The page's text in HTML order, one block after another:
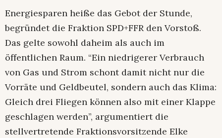
Energiesparen heiße das Gebot der Stunde,
begründet die Fraktion SPD+FFR den Vorstoß.
Das gelte sowohl daheim als auch im
öffentlichen Raum. “Ein niedrigerer Verbrauch
von Gas und Strom schont damit nicht nur die
Vorräte und Geldbeutel, sondern auch das Klima:
Gleich drei Fliegen können also mit einer Klappe
geschlagen werden”, argumentiert die
stellvertretende Fraktionsvorsitzende Elke